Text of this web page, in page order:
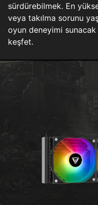
sürdürebilmek. En
veya takılma sorunu
oyun deneyimi
keşfet.